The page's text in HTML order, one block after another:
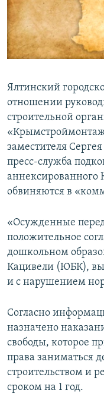
ПОБЕДИТЕЛЕЙ НЕ
КРЫМ.НЕПОКОРЕННЫЙ
ELIFBE
ПРИСОЕДИНЯЙТЕСЬ!
Все сайты RFE/RL
Ялтинский
отношении
строительной
заместителя
пресс-служба
обвиняются в
«Осужденные
положительное
дошкольном
Кацивели (ЮБК),
и с нарушением
Согласно
назначено
свободы, которое
права заниматься
строительством и
сроком на 1 год.